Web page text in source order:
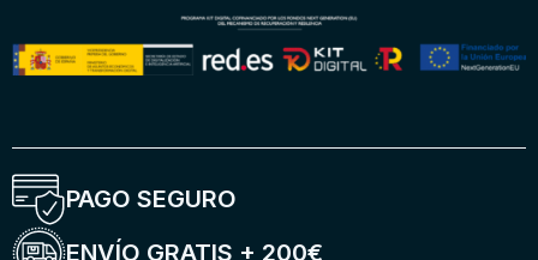
PAGO SEGURO
ENVÍO GRATIS + 200€